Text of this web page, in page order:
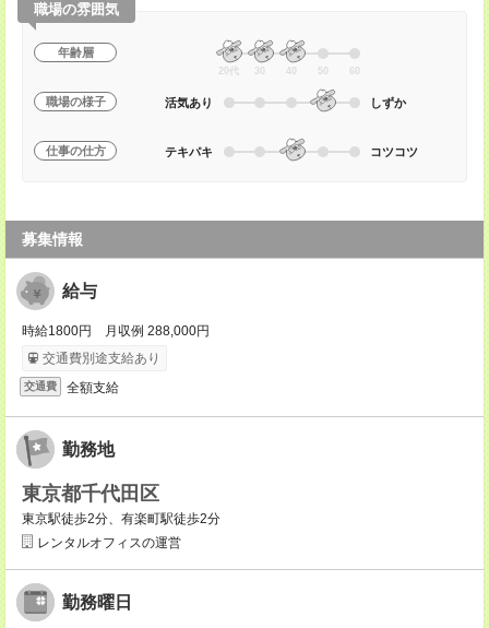
職場の雰囲気
年齢層
20代 30 40 50 60
職場の様子 活気あり しずか
仕事の仕方 テキパキ コツコツ
募集情報
給与
時給1800円 月収例 288,000円
交通費別途支給あり
交通費 全額支給
勤務地
東京都千代田区
東京駅徒歩2分、有楽町駅徒歩2分
レンタルオフィスの運営
勤務曜日